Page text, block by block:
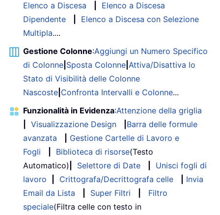
Elenco a Discesa
Elenco a Discesa
Dipendente
Elenco a Discesa con Selezione
Multipla....
Gestione Colonne:Aggiungi un Numero Specifico
di Colonne Sposta Colonne Attiva/Disattiva lo
Stato di Visibilità delle Colonne
Nascoste Confronta Intervalli e Colonne...
Funzionalità in Evidenza:Attenzione della griglia
Visualizzazione Design
Barra delle formule
avanzata
Gestione Cartelle di Lavoro e
Fogli
Biblioteca di risorse(Testo
Automatico)
Selettore di Date
Unisci fogli di
lavoro
Crittografa/Decrittografa celle
Invia
Email da Lista
Super Filtri
Filtro
speciale(Filtra celle con testo in